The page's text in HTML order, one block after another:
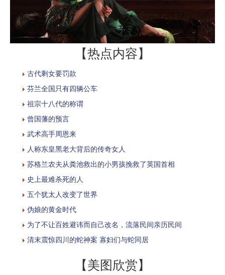
【热点内容】
古代剩女要罚款
芬兰全国只有四辆公车
祖宗十八代的称谓
曾国藩的预言
武术高手周恩来
人称东皇黑老大背后的传奇女人
苏格兰农夫从粪池救出的小男孩挽救了英国首相
史上最难杀死的人
五个犹太人改变了世界
伪娘的黄金时代
为了不让百姓避讳而自己改名，流落民间亲历民间
清末震惊四川的蛇神案 寡妇们与蛇同居
【美图欣赏】